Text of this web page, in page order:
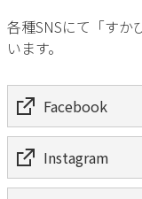
各種SNSにて「すか
います。
Facebook
Instagram